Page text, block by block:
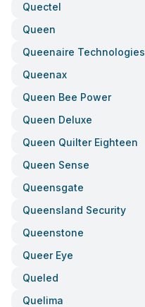
Quectel
Queen
Queenaire Technologies
Queenax
Queen Bee Power
Queen Deluxe
Queen Quilter Eighteen
Queen Sense
Queensgate
Queensland Security
Queenstone
Queer Eye
Queled
Quelima